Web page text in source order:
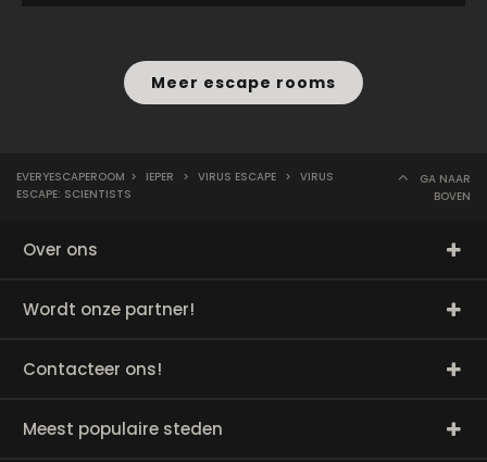
Meer escape rooms
EVERYESCAPEROOM > IEPER > VIRUS ESCAPE > VIRUS
ESCAPE: SCIENTISTS
GA NAAR
BOVEN
Over ons
Wordt onze partner!
Contacteer ons!
Meest populaire steden